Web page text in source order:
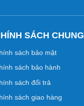
SÁCH CHUNG
sách bảo mật
sách bảo hành
sách đổi trả
sách giao hàng